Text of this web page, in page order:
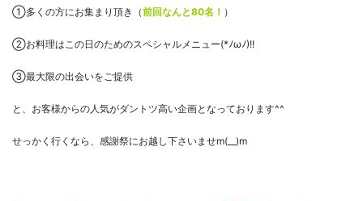
①多くの方にお集まり頂き（前回なんと80名！ ）
②お料理はこの日のためのスペシャルメニュー(*ﾉωﾉ)!!
③最大限の出会いをご提供
と、お客様からの人気がダントツ高い企画となっております^^
せっかく行くなら、感謝祭にお越し下さいませm(__)m